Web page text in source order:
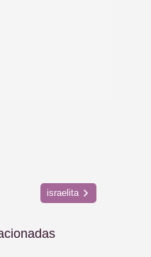
israelita